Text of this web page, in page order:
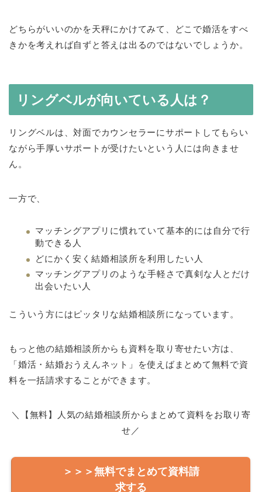
どちらがいいのかを天秤にかけてみて、どこで婚活をすべ
きかを考えれば自ずと答えは出るのではないでしょうか。
リングベルが向いている人は？
リングベルは、対面でカウンセラーにサポートしてもらい
ながら手厚いサポートが受けたいという人には向きませ
ん。
一方で、
マッチングアプリに慣れていて基本的には自分で行
動できる人
どにかく安く結婚相談所を利用したい人
マッチングアプリのような手軽さで真剣な人とだけ
出会いたい人
こういう方にはピッタリな結婚相談所になっています。
もっと他の結婚相談所からも資料を取り寄せたい方は、
「婚活・結婚おうえんネット」を使えばまとめて無料で資
料を一括請求することができます。
＼【無料】人気の結婚相談所からまとめて資料をお取り寄
せ／
＞＞＞無料でまとめて資料請
求する